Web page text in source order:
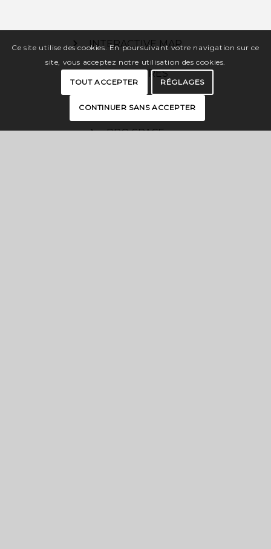
INTERACTIVE MAP
BROCHURES
PRESS
PRO SPACE
Ce site utilise des cookies. En poursuivant votre navigation sur ce
site, vous acceptez notre utilisation des cookies.
TOUT ACCEPTER RÉGLAGES
CONTINUER SANS ACCEPTER